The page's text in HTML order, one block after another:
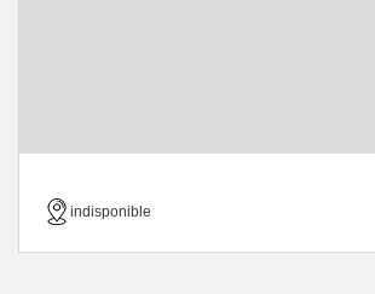
indisponible